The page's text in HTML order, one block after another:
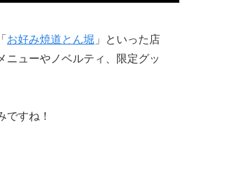
お好み焼道とん堀 」といった店
ニューやノベルティ、限定グッ
ですね！